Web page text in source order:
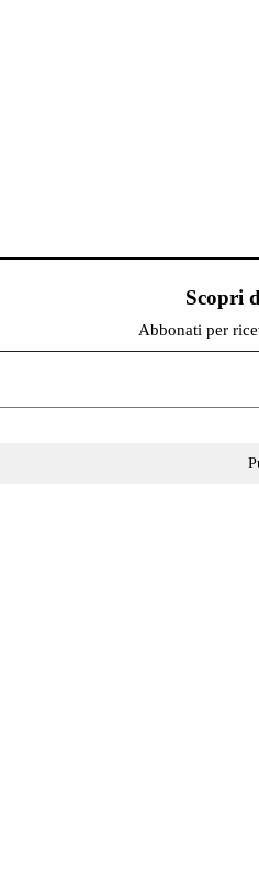
Scopri
Abbonati per